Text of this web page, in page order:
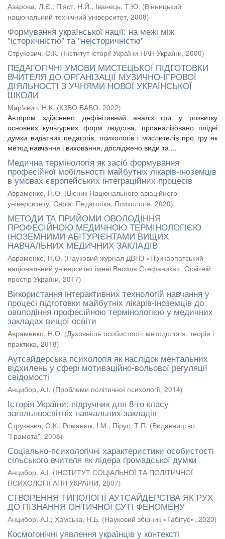
Азарова, Л.Є.; П’яст, Н.Й.; Іванець, Т.Ю. (Вінницький
національний технічний університет, 2008)
Формування української нації: на межі між
"історичністю" та "неісторичністю"
Струкевич, О.К. (Інститут історії України НАН України, 2000)
ПЕДАГОГІЧНІ УМОВИ МИСТЕЦЬКОЇ ПІДГОТОВКИ
ВЧИТЕЛЯ ДО ОРГАНІЗАЦІЇ МУЗИЧНО-ІГРОВОЇ
ДІЯЛЬНОСТІ З УЧНЯМИ НОВОЇ УКРАЇНСЬКОЇ
ШКОЛИ
Мар'євич, Н.К. (КЗВО ВАБО, 2022)
Автором здійснено дефінітивний аналіз гри у розвитку
основних культурних форм людства, проаналізовано плідні
думки видатних педагогів, психологів і мислителів про гру як
метод навчання і виховання, досліджено види та ...
Медична термінологія як засіб формування
професійної мобільності майбутніх лікарів-іноземців
в умовах європейських інтеграційних процесів
Авраменко, Н.О. (Вісник Національного авіаційного
університету. Серія: Педагогіка, Психологія, 2020)
МЕТОДИ ТА ПРИЙОМИ ОВОЛОДІННЯ
ПРОФЕСІЙНОЮ МЕДИЧНОЮ ТЕРМІНОЛОГІЄЮ
ІНОЗЕМНИМИ АБІТУРІЄНТАМИ ВИЩИХ
НАВЧАЛЬНИХ МЕДИЧНИХ ЗАКЛАДІВ
Авраменко, Н.О. (Науковий журнал ДВНЗ «Прикарпатський
національний університет імені Василя Стефаника». Освітній
простір України, 2017)
Використання інтерактивних технологій навчання у
процесі підготовки майбутніх лікарів-іноземців до
оволодіння професійною термінологією у медичних
закладах вищої освіти
Авраменко, Н.О. (Духовність особистості: методологія, теорія і
практика, 2018)
Аутсайдерська психологія як наслідок ментальних
відхилень у сфері мотиваційно-вольової регуляції
свідомості
Анцибор, А.І. (Проблеми політичної психології, 2014)
Історія України: підручник для 8-го класу
загальноосвітніх навчальних закладів
Струкевич, О.К.; Романюк, І.М.; Пірус, Т.П. (Видавництво
"Грамота", 2008)
Соціально-психологічні характеристики особистості
сільського вчителя як лідера громадської думки
Анцибор, А.І. (ІНСТИТУТ СОЦІАЛЬНОЇ ТА ПОЛІТИЧНОЇ
ПСИХОЛОГІЇ АПН УКРАЇНИ, 2007)
СТВОРЕННЯ ТИПОЛОГІЇ АУТСАЙДЕРСТВА ЯК РУХ
ДО ПІЗНАННЯ ОНТИЧНОЇ СУТІ ФЕНОМЕНУ
Анцибор, А.І.; Хамська, Н.Б. (Науковий збірник «Габітус», 2020)
Космогонічні уявлення українців у контексті